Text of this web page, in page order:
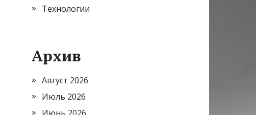
Технологии
Архив
Август 2026
Июль 2026